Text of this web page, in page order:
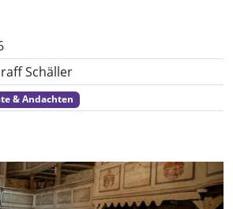
Schäller
& Andachten